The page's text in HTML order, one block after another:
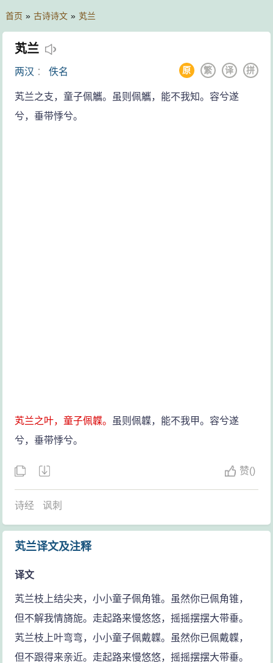
首页 » 古诗诗文 » 芄兰
芄兰
两汉 ：佚名 拼
译
繁
原
芄兰之支，童子佩觿。虽则佩觿，能不我知。容兮遂
兮，垂带悸兮。
芄兰之叶，童子佩韘。 虽则佩韘，能不我甲。容兮遂
兮，垂带悸兮。
赞()
诗经 讽刺
芄兰译文及注释
译文
芄兰枝上结尖夹，小小童子佩角锥。虽然你已佩角锥，
但不解我情旖旎。走起路来慢悠悠，摇摇摆摆大带垂。
芄兰枝上叶弯弯，小小童子佩戴韘。虽然你已佩戴韘，
但不跟得来亲近。走起路来慢悠悠，摇摇摆摆大带垂。